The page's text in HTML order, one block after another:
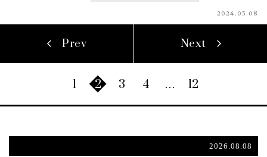
2024.05.08
Prev
1 2 3 4 … 12
Next
2026.08.08